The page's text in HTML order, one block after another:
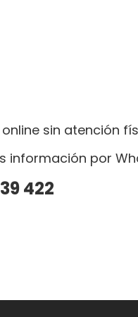
sin atención
información por
422